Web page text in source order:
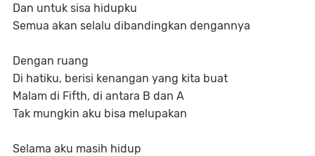
Dan untuk sisa hidupku
Semua akan selalu dibandingkan dengannya
Dengan ruang
Di hatiku, berisi kenangan yang kita buat
Malam di Fifth, di antara B dan A
Tak mungkin aku bisa melupakan
Selama aku masih hidup